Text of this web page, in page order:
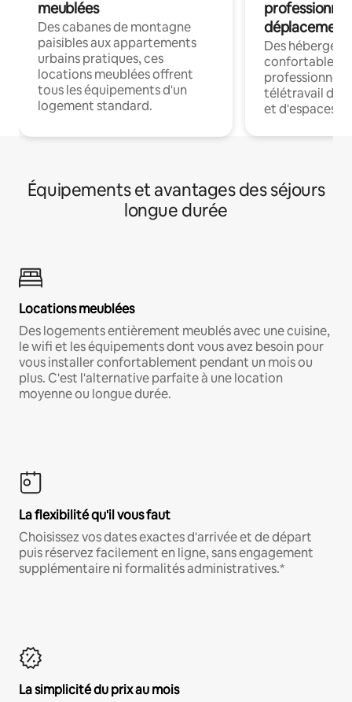
meublées
Des cabanes de montagne
paisibles aux appartements
urbains pratiques, ces
locations meublées offrent
tous les équipements d'un
logement standard.
déplacement
Des
confortables
professionnels
télétravail
et d'espaces
Équipements et avantages des séjours
longue durée
Locations meublées
Des logements entièrement meublés avec une cuisine,
le wifi et les équipements dont vous avez besoin pour
vous installer confortablement pendant un mois ou
plus. C'est l'alternative parfaite à une location
moyenne ou longue durée.
La flexibilité qu'il vous faut
Choisissez vos dates exactes d'arrivée et de départ
puis réservez facilement en ligne, sans engagement
supplémentaire ni formalités administratives.*
La simplicité du prix au mois